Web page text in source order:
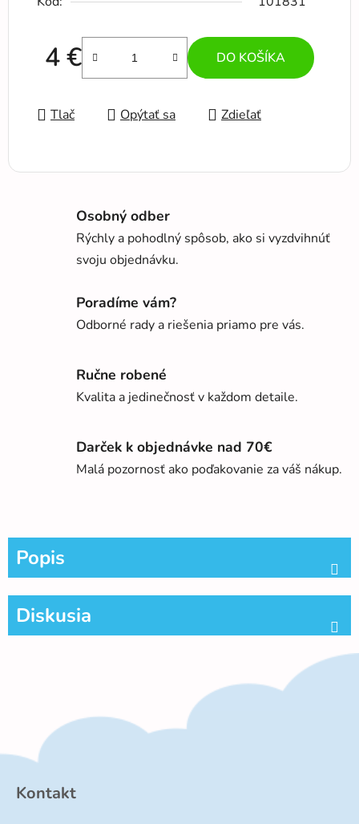
4 €
Jednotková cena:
DO KOŠÍKA
Tlač Opýtať sa Zdieľať
Osobný odber
Rýchly a pohodlný spôsob, ako si vyzdvihnúť
svoju objednávku.
Poradíme vám?
Odborné rady a riešenia priamo pre vás.
Ručne robené
Kvalita a jedinečnosť v každom detaile.
Darček k objednávke nad 70€
Malá pozornosť ako poďakovanie za váš nákup.
Popis
Diskusia
Kontakt